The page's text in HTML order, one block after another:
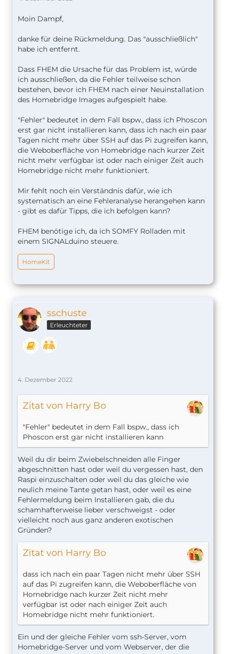
Moin Dampf,
danke für deine Rückmeldung. Das "ausschließlich"
habe ich entfernt.
Dass FHEM die Ursache für das Problem ist, würde
ich ausschließen, da die Fehler teilweise schon
bestehen, bevor ich FHEM nach einer Neuinstallation
des Homebridge Images aufgespielt habe.
"Fehler" bedeutet in dem Fall bspw., dass ich Phoscon
erst gar nicht installieren kann, dass ich nach ein paar
Tagen nicht mehr über SSH auf das Pi zugreifen kann,
die Weboberfläche von Homebridge nach kurzer Zeit
nicht mehr verfügbar ist oder nach einiger Zeit auch
Homebridge nicht mehr funktioniert.
Mir fehlt noch ein Verständnis dafür, wie ich
systematisch an eine Fehleranalyse herangehen kann
- gibt es dafür Tipps, die ich befolgen kann?
FHEM benötige ich, da ich SOMFY Rolladen mit
einem SIGNALduino steuere.
HomeKit
sschuste
Erleuchteter
4. Dezember 2022
Zitat von Harry Bo
"Fehler" bedeutet in dem Fall bspw., dass ich
Phoscon erst gar nicht installieren kann
Weil du dir beim Zwiebelschneiden alle Finger
abgeschnitten hast oder weil du vergessen hast, den
Raspi einzuschalten oder weil du das gleiche wie
neulich meine Tante getan hast, oder weil es eine
Fehlermeldung beim Installieren gab, die du
schamhafterweise lieber verschweigst - oder
vielleicht noch aus ganz anderen exotischen
Gründen?
Zitat von Harry Bo
dass ich nach ein paar Tagen nicht mehr über SSH
auf das Pi zugreifen kann, die Weboberfläche von
Homebridge nach kurzer Zeit nicht mehr
verfügbar ist oder nach einiger Zeit auch
Homebridge nicht mehr funktioniert.
Ein und der gleiche Fehler vom ssh-Server, vom
Homebridge-Server und vom Webserver, der die